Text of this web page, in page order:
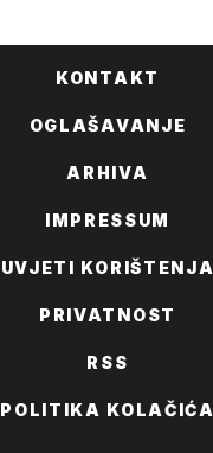
KONTAKT
OGLAŠAVANJE
ARHIVA
IMPRESSUM
UVJETI KORIŠTENJA
PRIVATNOST
RSS
POLITIKA KOLAČIĆA